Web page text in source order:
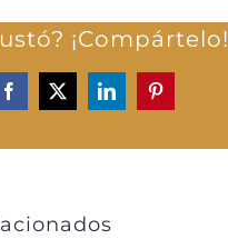
¡Compártelo!
Facebook
X LinkedInPinterest